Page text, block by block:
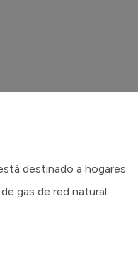
destinado a hogares
gas de red natural.